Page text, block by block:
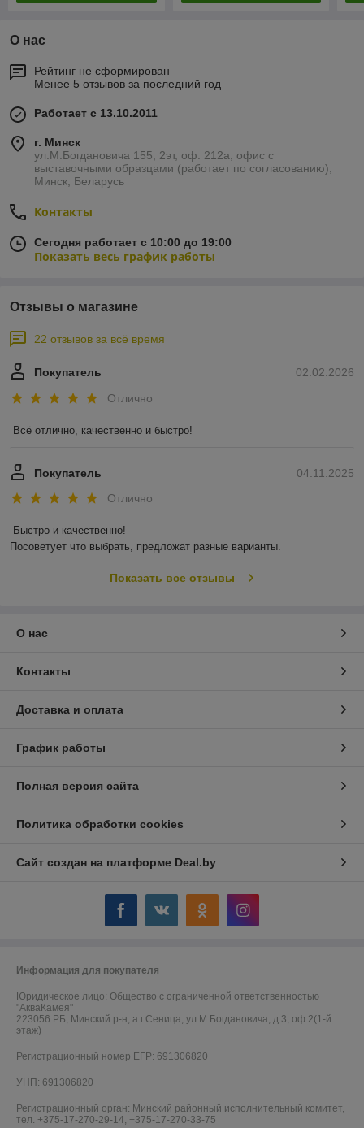
О нас
Рейтинг не сформирован
Менее 5 отзывов за последний год
Работает с 13.10.2011
г. Минск
ул.М.Богдановича 155, 2эт, оф. 212а, офис с
выставочными образцами (работает по согласованию),
Минск, Беларусь
Контакты
Сегодня работает с 10:00 до 19:00
Показать весь график работы
Отзывы о магазине
22 отзывов за всё время
02.02.2026
Покупатель
Отлично
Всё отлично, качественно и быстро!
04.11.2025
Покупатель
Отлично
Быстро и качественно!
Посоветует что выбрать, предложат разные варианты.
Показать все отзывы
О нас
Контакты
Доставка и оплата
График работы
Полная версия сайта
Политика обработки cookies
Сайт создан на платформе Deal.by
Информация для покупателя
Юридическое лицо: Общество с ограниченной ответственностью
"АкваКамея"
223056 РБ, Минский р-н, а.г.Сеница, ул.М.Богдановича, д.3, оф.2(1-й
этаж)
Регистрационный номер ЕГР: 691306820
УНП: 691306820
Регистрационный орган: Минский районный исполнительный комитет,
тел. +375-17-270-29-14, +375-17-270-33-75